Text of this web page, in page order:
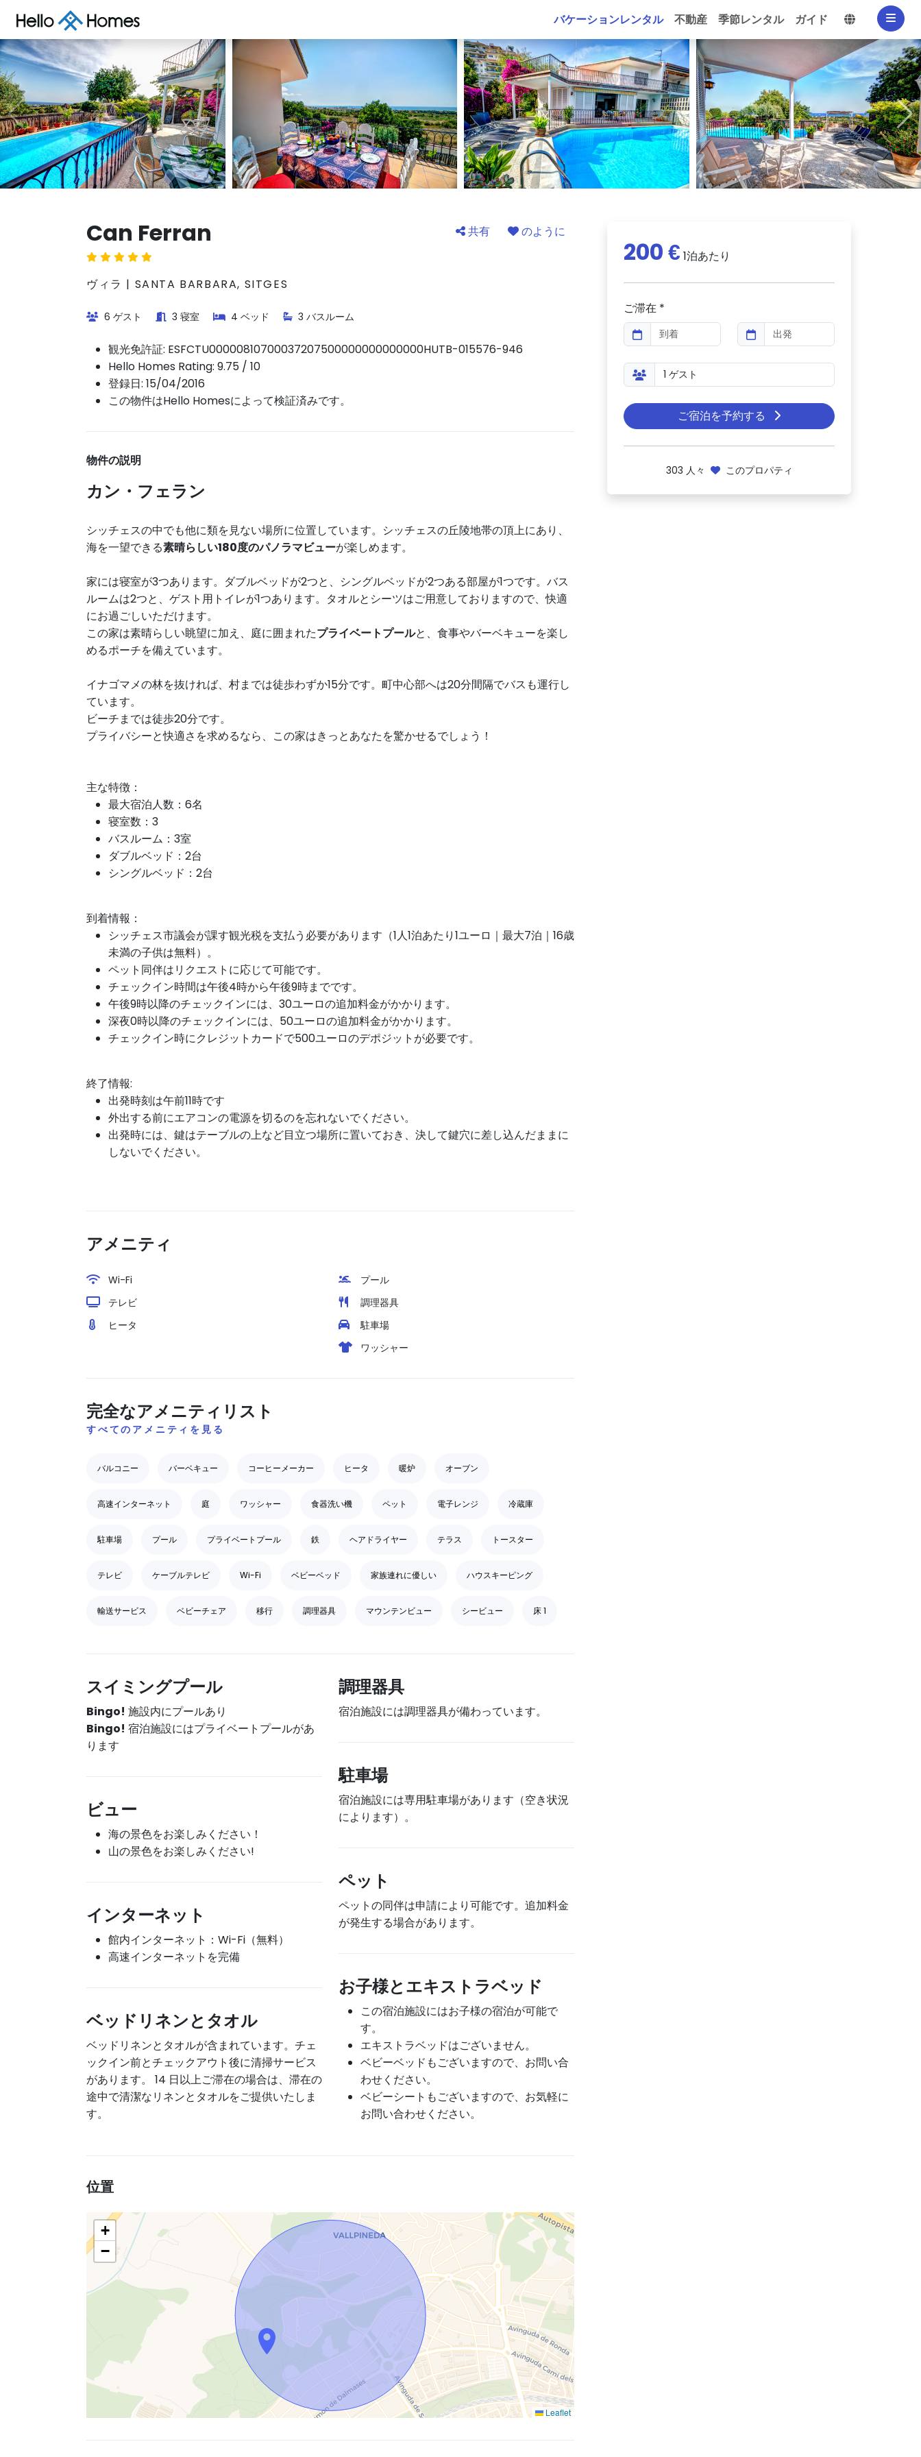
バケーションレンタル 不動産 季節レンタル ガイド 言語を選択
Can Ferran 共有 のように
ヴィラ | SANTA BARBARA, SITGES
6 ゲスト 3 寝室 4 ベッド 3 バスルーム
観光免許証: ESFCTU00000810700037207500000000000000HUTB-015576-946
Hello Homes Rating: 9.75 / 10
登録日: 15/04/2016
この物件はHello Homesによって検証済みです。
物件の説明
カン・フェラン
シッチェスの中でも他に類を見ない場所に位置しています。シッチェスの丘陵地帯の頂上にあり、
海を一望できる素晴らしい180度のパノラマビューが楽しめます。
家には寝室が3つあります。ダブルベッドが2つと、シングルベッドが2つある部屋が1つです。バス
ルームは2つと、ゲスト用トイレが1つあります。タオルとシーツはご用意しておりますので、快適
にお過ごしいただけます。
この家は素晴らしい眺望に加え、庭に囲まれたプライベートプールと、食事やバーベキューを楽し
めるポーチを備えています。
イナゴマメの林を抜ければ、村までは徒歩わずか15分です。町中心部へは20分間隔でバスも運行し
ています。
ビーチまでは徒歩20分です。
プライバシーと快適さを求めるなら、この家はきっとあなたを驚かせるでしょう！
主な特徴：
最大宿泊人数：6名
寝室数：3
バスルーム：3室
ダブルベッド：2台
シングルベッド：2台
到着情報：
シッチェス市議会が課す観光税を支払う必要があります（1人1泊あたり1ユーロ｜最大7泊｜16歳
未満の子供は無料）。
ペット同伴はリクエストに応じて可能です。
チェックイン時間は午後4時から午後9時までです。
午後9時以降のチェックインには、30ユーロの追加料金がかかります。
深夜0時以降のチェックインには、50ユーロの追加料金がかかります。
チェックイン時にクレジットカードで500ユーロのデポジットが必要です。
終了情報:
出発時刻は午前11時です
外出する前にエアコンの電源を切るのを忘れないでください。
出発時には、鍵はテーブルの上など目立つ場所に置いておき、決して鍵穴に差し込んだままに
しないでください。
アメニティ
Wi-Fi
テレビ
ヒータ
プール
調理器具
駐車場
ワッシャー
完全なアメニティリスト
すべてのアメニティを見る
バルコニー バーベキュー コーヒーメーカー ヒータ 暖炉 オーブン
高速インターネット 庭 ワッシャー 食器洗い機 ペット 電子レンジ 冷蔵庫
駐車場 プール プライベートプール 鉄 ヘアドライヤー テラス トースター
テレビ ケーブルテレビ Wi-Fi ベビーベッド 家族連れに優しい ハウスキーピング
輸送サービス ベビーチェア 移行 調理器具 マウンテンビュー シービュー 床 1
スイミングプール
Bingo! 施設内にプールあり
Bingo! 宿泊施設にはプライベートプールがあ
ります
ビュー
海の景色をお楽しみください！
山の景色をお楽しみください!
インターネット
館内インターネット：Wi-Fi（無料）
高速インターネットを完備
ベッドリネンとタオル
ベッドリネンとタオルが含まれています。チェ
ックイン前とチェックアウト後に清掃サービス
があります。 14 日以上ご滞在の場合は、滞在の
途中で清潔なリネンとタオルをご提供いたしま
す。
調理器具
宿泊施設には調理器具が備わっています。
駐車場
宿泊施設には専用駐車場があります（空き状況
によります）。
ペット
ペットの同伴は申請により可能です。追加料金
が発生する場合があります。
お子様とエキストラベッド
この宿泊施設にはお子様の宿泊が可能で
す。
エキストラベッドはございません。
ベビーベッドもございますので、お問い合
わせください。
ベビーシートもございますので、お気軽に
お問い合わせください。
位置
+
−
Leaflet
200 € 1泊あたり
ご滞在 *
ご宿泊を予約する
303 人々 このプロパティ